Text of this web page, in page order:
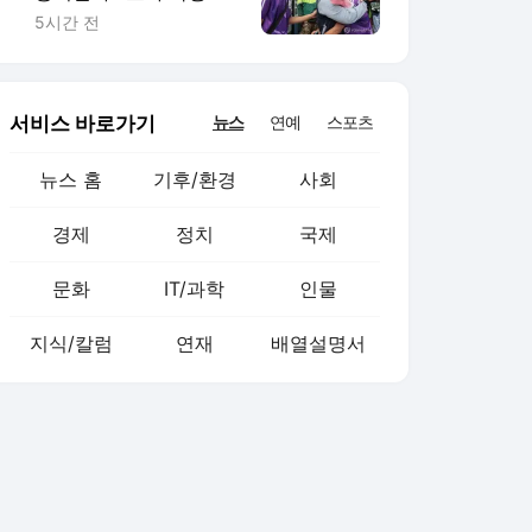
최소 7명 사망(종합)
5시간 전
서비스 바로가기 뉴스 연예 스포츠
뉴스 홈 기후/환경 사회
경제 정치 국제
문화 IT/과학 인물
지식/칼럼 연재 배열설명서